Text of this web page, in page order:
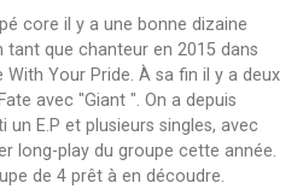
core il y a une bonne dizaine
que chanteur en 2015 dans
Your Pride. À sa fin il y a deux
avec "Giant ". On a depuis
E.P et plusieurs singles, avec
long-play du groupe cette année.
de 4 prêt à en découdre.